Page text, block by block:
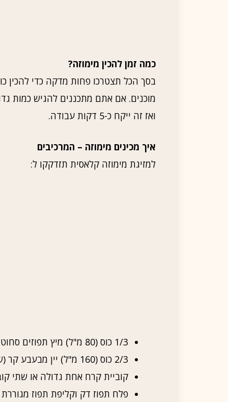
כמה זמן להכין מימוזה?
בסך הכל תצטרכו פחות מדקה כדי להכין
מוכנים. אם אתם מתכננים להגיש כמות
ואז זה ייקח כ-5 דקות עבודה.
איך מכינים מימוזה – המרכיבים
למזיגת מימוזה קלאסית תזדקקו ל:
1/3 כוס (80 מ"ל) מיץ תפוזים סחוט טרי וקר
2/3 כוס (160 מ"ל) יין מבעבע קר (שמפניה, קאווה או פרוסקו)
קוביית קרח אחת גדולה או שתי
פלח תפוז דק וקליפת תפוז